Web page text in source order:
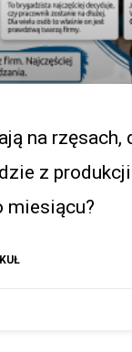
na rzęsach,
z
miesiącu?